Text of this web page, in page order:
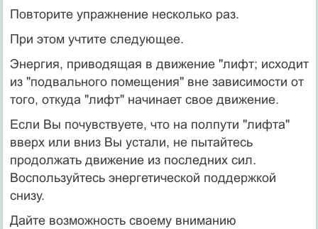
Повторите упражнение несколько раз.
При этом учтите следующее.
Энергия, приводящая в движение "лифт; исходит
из "подвального помещения" вне зависимости от
того, откуда "лифт" начинает свое движение.
Если Вы почувствуете, что на полпути "лифта"
вверх или вниз Вы устали, не пытайтесь
продолжать движение из последних сил.
Воспользуйтесь энергетической поддержкой
снизу.
Дайте возможность своему вниманию